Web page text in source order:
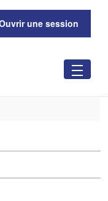
une session